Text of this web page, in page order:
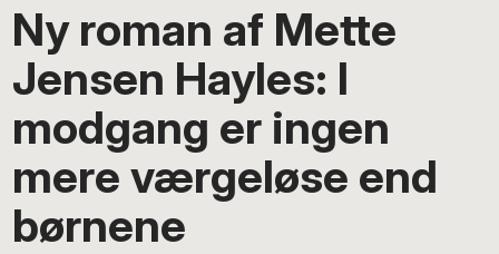
Ny roman af Mette
Jensen Hayles: I
modgang er ingen
mere værgeløse end
børnene